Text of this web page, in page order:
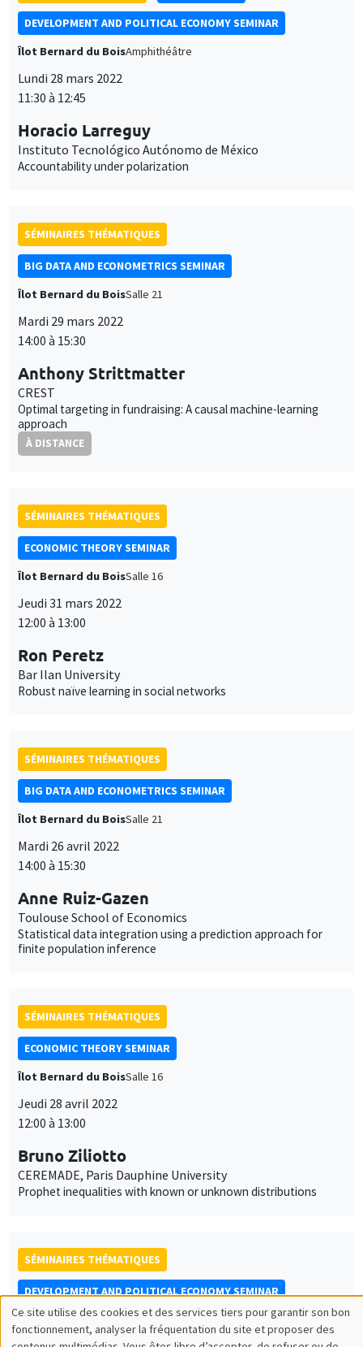
DEVELOPMENT AND POLITICAL ECONOMY SEMINAR
Îlot Bernard du BoisAmphithéâtre
Lundi 28 mars 2022
11:30 à 12:45
Horacio Larreguy
Instituto Tecnológico Autónomo de México
Accountability under polarization
SÉMINAIRES THÉMATIQUES
BIG DATA AND ECONOMETRICS SEMINAR
Îlot Bernard du BoisSalle 21
Mardi 29 mars 2022
14:00 à 15:30
Anthony Strittmatter
CREST
Optimal targeting in fundraising: A causal machine-learning
approach
À DISTANCE
SÉMINAIRES THÉMATIQUES
ECONOMIC THEORY SEMINAR
Îlot Bernard du BoisSalle 16
Jeudi 31 mars 2022
12:00 à 13:00
Ron Peretz
Bar Ilan University
Robust naïve learning in social networks
SÉMINAIRES THÉMATIQUES
BIG DATA AND ECONOMETRICS SEMINAR
Îlot Bernard du BoisSalle 21
Mardi 26 avril 2022
14:00 à 15:30
Anne Ruiz-Gazen
Toulouse School of Economics
Statistical data integration using a prediction approach for
finite population inference
SÉMINAIRES THÉMATIQUES
ECONOMIC THEORY SEMINAR
Îlot Bernard du BoisSalle 16
Jeudi 28 avril 2022
12:00 à 13:00
Bruno Ziliotto
CEREMADE, Paris Dauphine University
Prophet inequalities with known or unknown distributions
SÉMINAIRES THÉMATIQUES
DEVELOPMENT AND POLITICAL ECONOMY SEMINAR
MEGA Salle Carine Nourry
Utilisation
Ce site utilise des cookies et des services tiers pour garantir son bon
fonctionnement, analyser la fréquentation du site et proposer des